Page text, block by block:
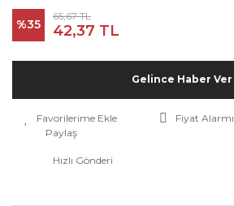
%35
65,67 TL
42,37 TL
Gelince Haber Ver
Fiyat Alarmı
Paylaş
Hızlı Gönderi